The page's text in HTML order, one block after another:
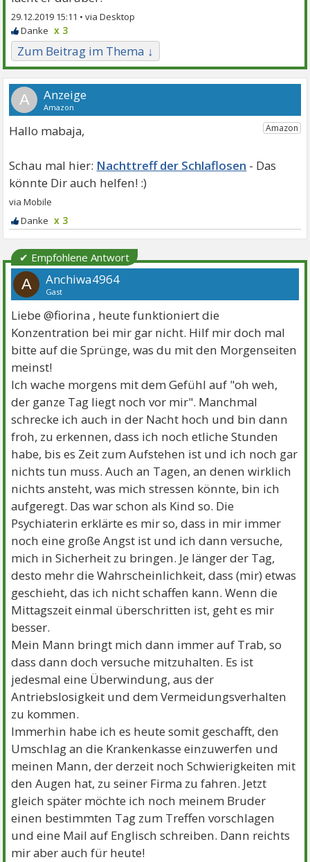
29.12.2019 15:11 •
x 3
Zum Beitrag im Thema ↓
A
Hallo mabaja,
Nachttreff der Schlaflosen
x 3
✔ Empfohlene Antwort
A Anchiwa4964
Gast
Liebe @fiorina , heute funktioniert die
Konzentration bei mir gar nicht. Hilf mir doch mal
bitte auf die Sprünge, was du mit den Morgenseiten
meinst!
Ich wache morgens mit dem Gefühl auf "oh weh,
der ganze Tag liegt noch vor mir". Manchmal
schrecke ich auch in der Nacht hoch und bin dann
froh, zu erkennen, dass ich noch etliche Stunden
habe, bis es Zeit zum Aufstehen ist und ich noch gar
nichts tun muss. Auch an Tagen, an denen wirklich
nichts ansteht, was mich stressen könnte, bin ich
aufgeregt. Das war schon als Kind so. Die
Psychiaterin erklärte es mir so, dass in mir immer
noch eine große Angst ist und ich dann versuche,
mich in Sicherheit zu bringen. Je länger der Tag,
desto mehr die Wahrscheinlichkeit, dass (mir) etwas
geschieht, das ich nicht schaffen kann. Wenn die
Mittagszeit einmal überschritten ist, geht es mir
besser.
Mein Mann bringt mich dann immer auf Trab, so
dass dann doch versuche mitzuhalten. Es ist
jedesmal eine Überwindung, aus der
Antriebslosigkeit und dem Vermeidungsverhalten
zu kommen.
Immerhin habe ich es heute somit geschafft, den
Umschlag an die Krankenkasse einzuwerfen und
meinen Mann, der derzeit noch Schwierigkeiten mit
den Augen hat, zu seiner Firma zu fahren. Jetzt
gleich später möchte ich noch meinem Bruder
einen bestimmten Tag zum Treffen vorschlagen
und eine Mail auf Englisch schreiben. Dann reichts
mir aber auch für heute!